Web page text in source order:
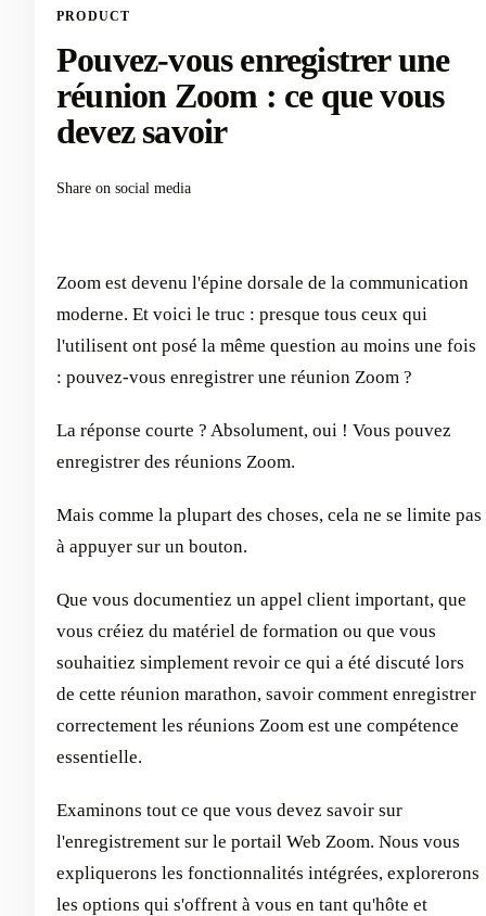
PRODUCT
Pouvez-vous enregistrer une
réunion Zoom : ce que vous
devez savoir
Share on social media
Zoom est devenu l'épine dorsale de la communication
moderne. Et voici le truc : presque tous ceux qui
l'utilisent ont posé la même question au moins une fois
: pouvez-vous enregistrer une réunion Zoom ?
La réponse courte ? Absolument, oui ! Vous pouvez
enregistrer des réunions Zoom.
Mais comme la plupart des choses, cela ne se limite pas
à appuyer sur un bouton.
Que vous documentiez un appel client important, que
vous créiez du matériel de formation ou que vous
souhaitiez simplement revoir ce qui a été discuté lors
de cette réunion marathon, savoir comment enregistrer
correctement les réunions Zoom est une compétence
essentielle.
Examinons tout ce que vous devez savoir sur
l'enregistrement sur le portail Web Zoom. Nous vous
expliquerons les fonctionnalités intégrées, explorerons
les options qui s'offrent à vous en tant qu'hôte et